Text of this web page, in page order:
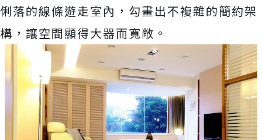
俐落的線條遊走室內，勾畫出不複雜的簡約架
構，讓空間顯得大器而寬敞。